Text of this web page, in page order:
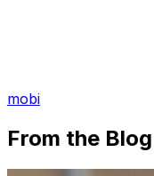
mobi
From the Blog